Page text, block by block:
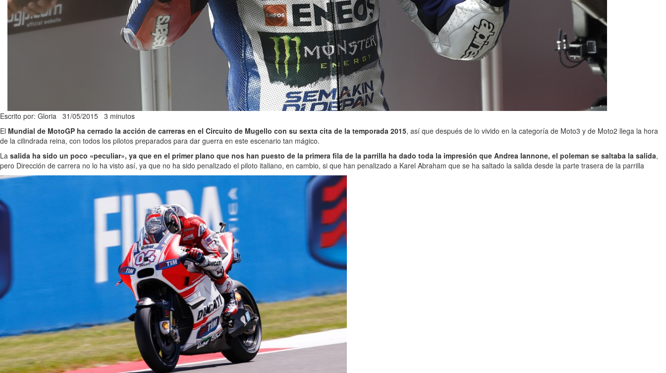
Escrito por: Gloria 31/05/2015 3 minutos
El Mundial de MotoGP ha cerrado la acción de carreras en el Circuito de Mugello con su sexta cita de la temporada 2015, así que después de lo vivido en la categoría de Moto3 y de Moto2 llega la hora
de la cilindrada reina, con todos los pilotos preparados para dar guerra en este escenario tan mágico.
La salida ha sido un poco «peculiar», ya que en el primer plano que nos han puesto de la primera fila de la parrilla ha dado toda la impresión que Andrea Iannone, el poleman se saltaba la salida,
pero Dirección de carrera no lo ha visto así, ya que no ha sido penalizado el piloto italiano, en cambio, si que han penalizado a Karel Abraham que se ha saltado la salida desde la parte trasera de la parrilla